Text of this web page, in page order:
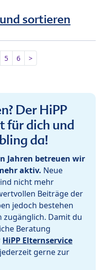
sortieren
5 6 >
Der HiPP
für dich und
da!
Jahren betreuen wir
aktiv. Neue
nicht mehr
Beiträge der
jedoch bestehen
Damit du
Beratung
HiPP Elternservice
gerne zur